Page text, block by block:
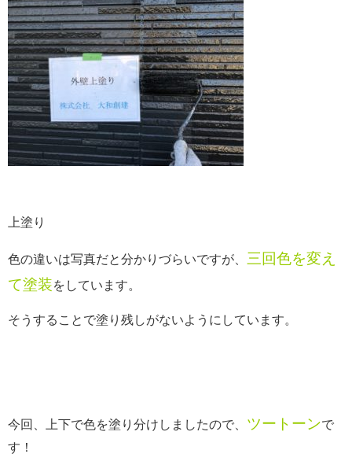
上塗り
色の違いは写真だと分かりづらいですが、 三回色を変え
て塗装をしています。
そうすることで塗り残しがないようにしています。
今回、上下で色を塗り分けしましたので、 ツートーンで
す！